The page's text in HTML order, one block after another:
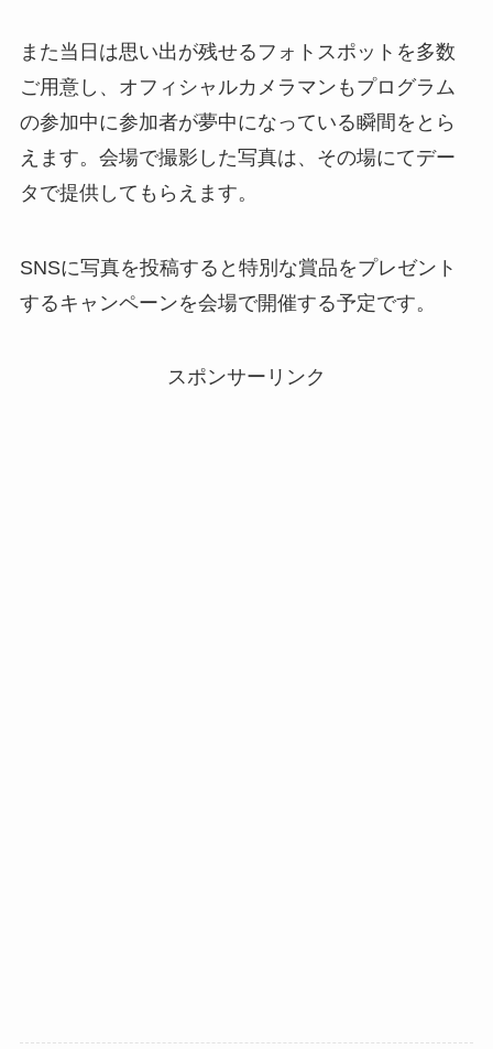
また当日は思い出が残せるフォトスポットを多数
ご用意し、オフィシャルカメラマンもプログラム
の参加中に参加者が夢中になっている瞬間をとら
えます。会場で撮影した写真は、その場にてデー
タで提供してもらえます。
SNSに写真を投稿すると特別な賞品をプレゼント
するキャンペーンを会場で開催する予定です。
スポンサーリンク